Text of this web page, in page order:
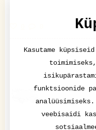
Kasutame
funktsioonide
veebisaidi